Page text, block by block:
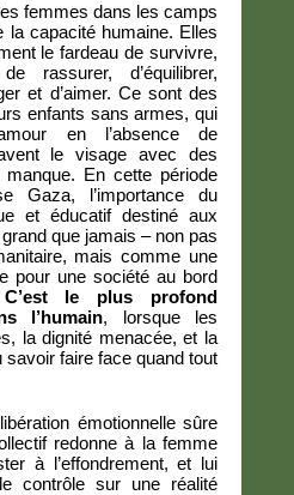
femmes dans les camps
la capacité humaine. Elles
le fardeau de survivre,
rassurer, d’équilibrer,
et d’aimer. Ce sont des
enfants sans armes, qui
en l’absence de
le visage avec des
manque. En cette période
Gaza, l’importance du
et éducatif destiné aux
que jamais – non pas
mais comme une
pour une société au bord
C’est le plus profond
l’humain, lorsque les
la dignité menacée, et la
savoir faire face quand tout
émotionnelle sûre
redonne à la femme
à l’effondrement, et lui
contrôle sur une réalité